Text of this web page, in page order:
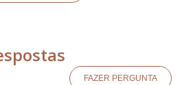
FAZER PERGUNTA